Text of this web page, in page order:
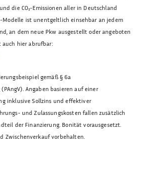
die CO₂-Emissionen aller in Deutschland
Modelle ist unentgeltlich einsehbar an jedem
an dem neue Pkw ausgestellt oder angeboten
auch hier abrufbar:
gemäß § 6a
Angaben basieren auf einer
inklusive Sollzins und effektiver
und Zulassungskosten fallen zusätzlich
der Finanzierung. Bonität vorausgesetzt.
Zwischenverkauf vorbehalten.